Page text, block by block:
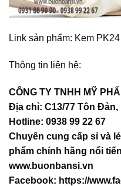
Link sản phẩm: Kem
Thông tin liên hệ:
CÔNG TY TNHH MỸ
Địa chỉ: C13/77 Tôn Đản,
Hotline: 0938 99 22 67
Chuyên cung cấp sỉ và
phẩm chính hãng nổi
www.buonbansi.vn
Facebook: https://